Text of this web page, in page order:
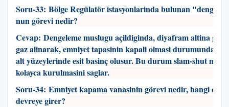
Soru-33: Bölge Regülatör istasyonlarinda bulunan
nun görevi nedir?
Cevap: Dengeleme muslugu açildiginda, diyafram altina
gaz alinarak, emniyet tapasinin kapali olmasi durumunda,
alt yüzeylerinde esit basinç olusur. Bu durum slam-shut
kolayca kurulmasini saglar.
Soru-34: Emniyet kapama vanasinin görevi nedir, hangi
devreye girer?